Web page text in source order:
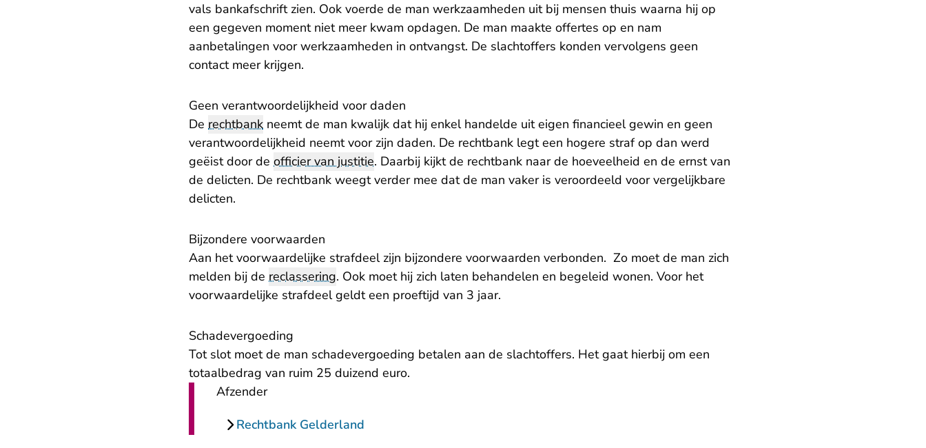
vals bankafschrift zien. Ook voerde de man werkzaamheden uit bij mensen thuis waarna hij op
een gegeven moment niet meer kwam opdagen. De man maakte offertes op en nam
aanbetalingen voor werkzaamheden in ontvangst. De slachtoffers konden vervolgens geen
contact meer krijgen.
Geen verantwoordelijkheid voor daden
De rechtbank neemt de man kwalijk dat hij enkel handelde uit eigen financieel gewin en geen
verantwoordelijkheid neemt voor zijn daden. De rechtbank legt een hogere straf op dan werd
geëist door de officier van justitie. Daarbij kijkt de rechtbank naar de hoeveelheid en de ernst van
de delicten. De rechtbank weegt verder mee dat de man vaker is veroordeeld voor vergelijkbare
delicten.
Bijzondere voorwaarden
Aan het voorwaardelijke strafdeel zijn bijzondere voorwaarden verbonden. Zo moet de man zich
melden bij de reclassering. Ook moet hij zich laten behandelen en begeleid wonen. Voor het
voorwaardelijke strafdeel geldt een proeftijd van 3 jaar.
Schadevergoeding
Tot slot moet de man schadevergoeding betalen aan de slachtoffers. Het gaat hierbij om een
totaalbedrag van ruim 25 duizend euro.
Afzender
Rechtbank Gelderland